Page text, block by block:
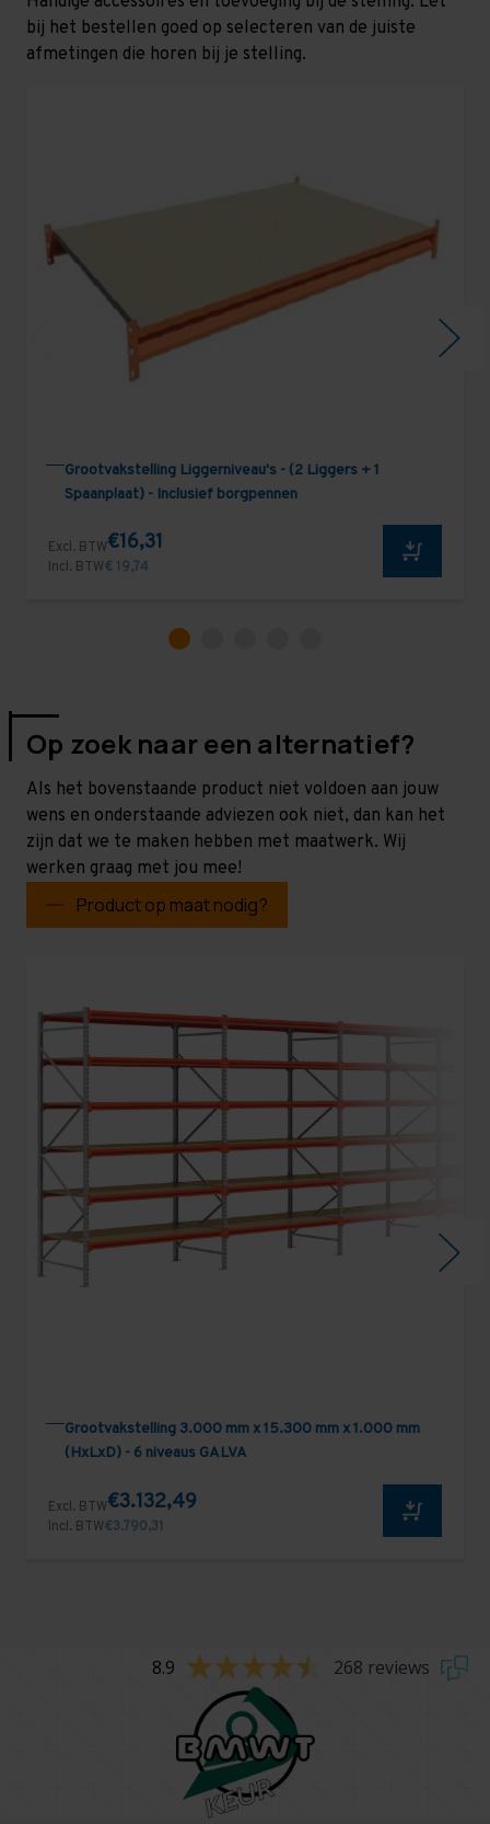
bij het bestellen goed op selecteren van de juiste
afmetingen die horen bij je stelling.
Grootvakstelling Liggerniveau's - (2 Liggers + 1
Spaanplaat) - Inclusief borgpennen
Excl. BTW€16,31
Incl. BTW€ 19,74
Op zoek naar een alternatief?
Als het bovenstaande product niet voldoen aan jouw
wens en onderstaande adviezen ook niet, dan kan het
zijn dat we te maken hebben met maatwerk. Wij
werken graag met jou mee!
Product op maat nodig?
Grootvakstelling 3.000 mm x 15.300 mm x 1.000 mm
(HxLxD) - 6 niveaus GALVA
Excl. BTW€3.132,49
Incl. BTW€3.790,31
8.9 268 reviews